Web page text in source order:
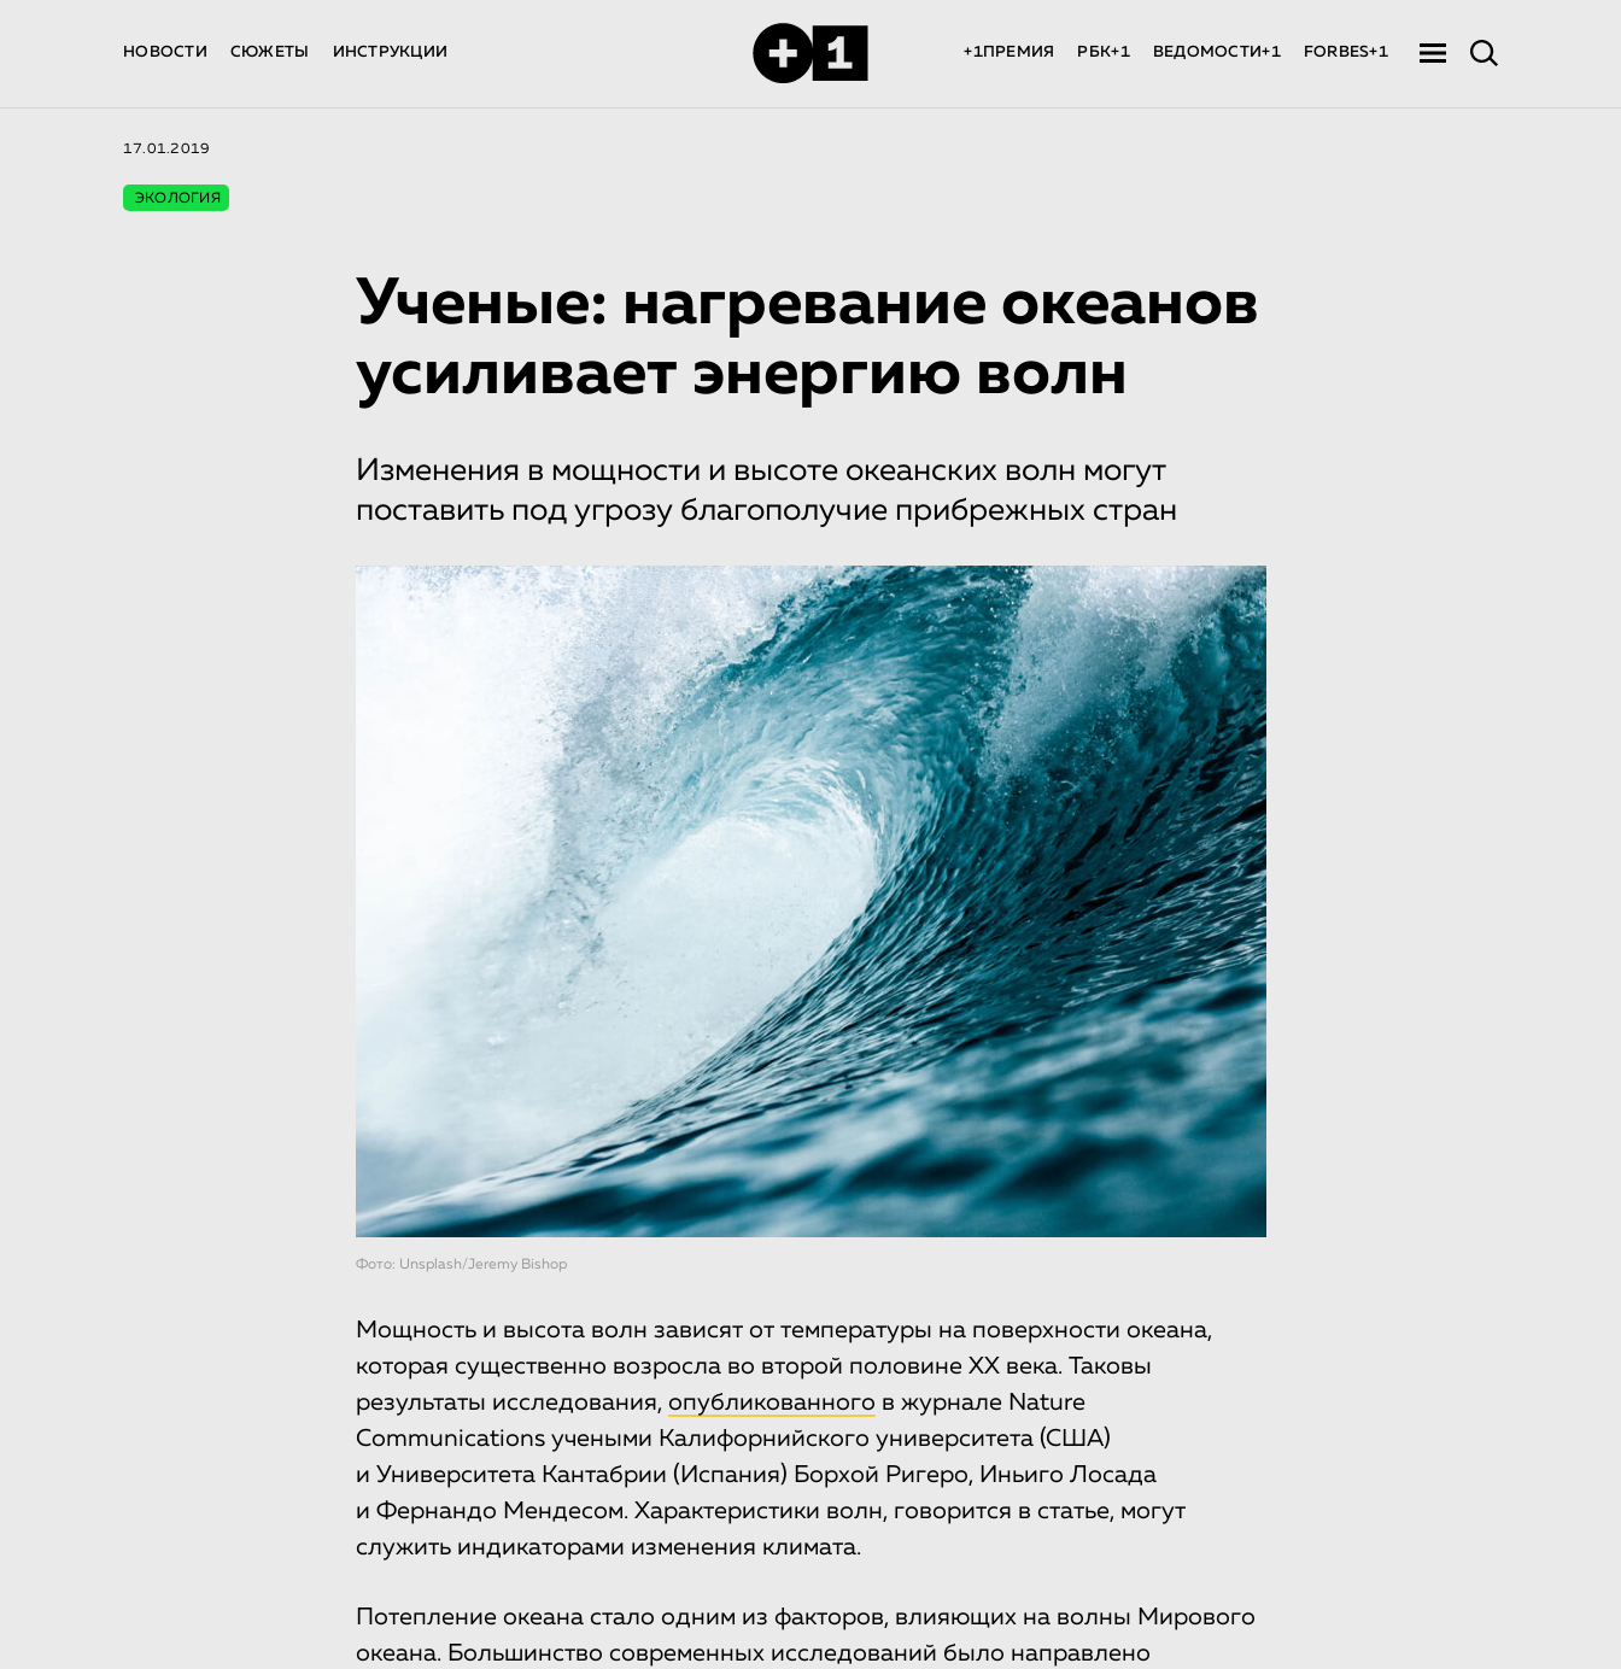
НОВОСТИ СЮЖЕТЫ ИНСТРУКЦИИ +1ПРЕМИЯ РБК+1 ВЕДОМОСТИ+1 FORBES+1
17.01.2019
ЭКОЛОГИЯ
Ученые: нагревание океанов
усиливает энергию волн
Изменения в мощности и высоте океанских волн могут
поставить под угрозу благополучие прибрежных стран
Фото: Unsplash/Jeremy Bishop
Мощность и высота волн зависят от температуры на поверхности океана,
которая существенно возросла во второй половине ХХ века. Таковы
результаты исследования, опубликованного в журнале Nature
Communications учеными Калифорнийского университета (США)
и Университета Кантабрии (Испания) Борхой Ригеро, Иньиго Лосада
и Фернандо Мендесом. Характеристики волн, говорится в статье, могут
служить индикаторами изменения климата.
Потепление океана cтало одним из факторов, влияющих на волны Мирового
океана. Большинство современных исследований было направлено